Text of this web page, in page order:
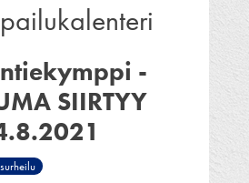
-
SIIRTYY